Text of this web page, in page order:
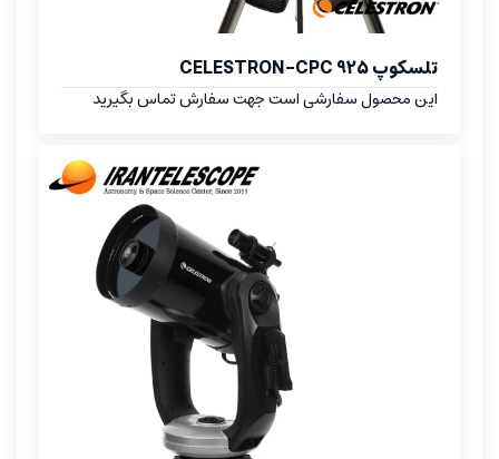
تلسکوپ CELESTRON-CPC 925
این محصول سفارشی است جهت سفارش تماس بگیرید